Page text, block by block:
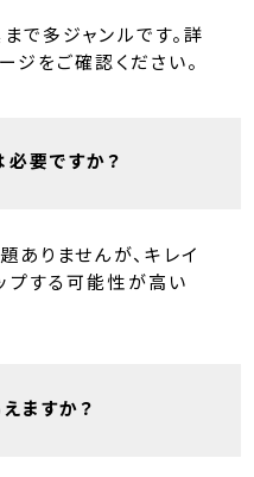
で多ジャンルです。詳
ジをご確認ください。
要ですか？
ありませんが、キレイ
プする可能性が高い
ますか？